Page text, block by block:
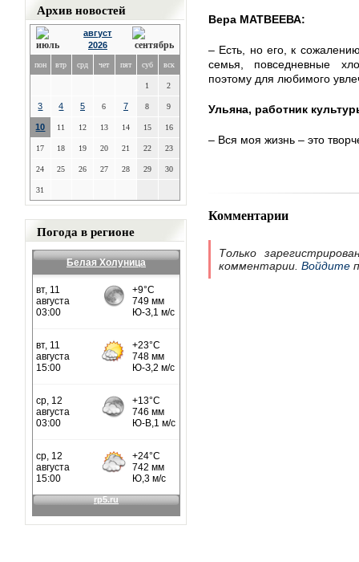
Архив новостей
август
2026
пон втр срд чет пят суб вск
1 2
3 4 5 6 7 8 9
10 11 12 13 14 15 16
17 18 19 20 21 22 23
24 25 26 27 28 29 30
31
Погода в регионе
Белая Холуница
Вера МАТВЕЕВА:
– Есть, но его, к
семья, повседневные
поэтому для любимого
Ульяна, работник
– Вся моя жизнь – это
Комментарии
Только
комментарии. Войдите